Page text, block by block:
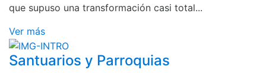
que supuso una transformación casi total...
Ver más
Santuarios y Parroquias